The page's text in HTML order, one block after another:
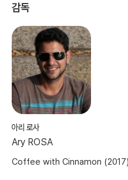
감독
아리 로사
Ary ROSA
Coffee with Cinnamon (2017)